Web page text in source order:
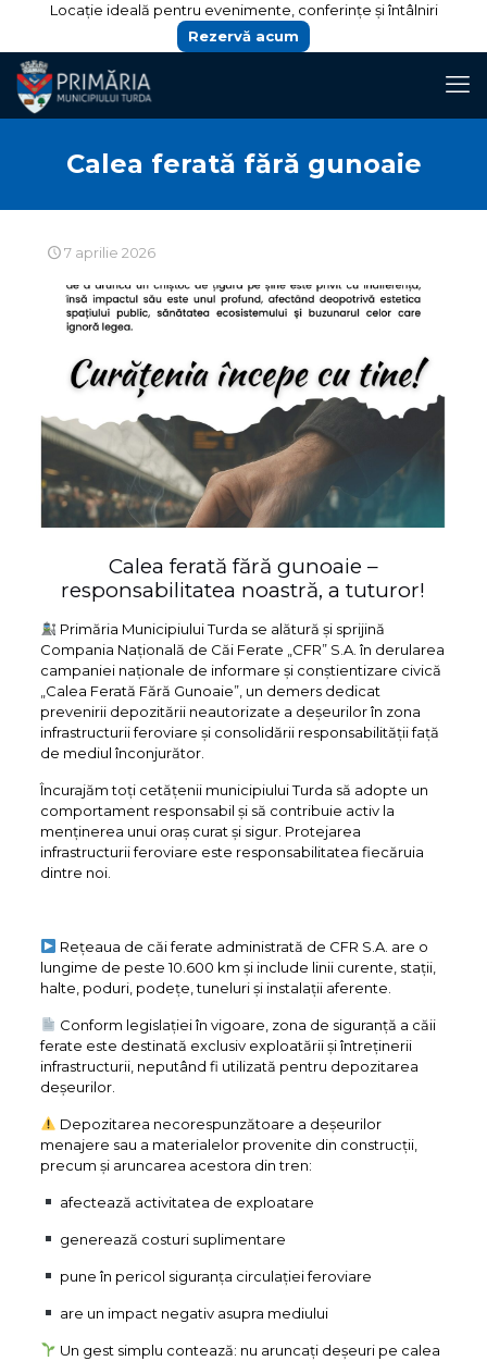
Locație ideală pentru evenimente, conferințe și întâlniri
Rezervă acum
Calea ferată fără gunoaie
7 aprilie 2026
Calea ferată fără gunoaie –
responsabilitatea noastră, a tuturor!
Primăria Municipiului Turda se alătură și sprijină
Compania Națională de Căi Ferate „CFR” S.A. în derularea
campaniei naționale de informare și conștientizare civică
„Calea Ferată Fără Gunoaie”, un demers dedicat
prevenirii depozitării neautorizate a deșeurilor în zona
infrastructurii feroviare și consolidării responsabilității față
de mediul înconjurător.
Încurajăm toți cetățenii municipiului Turda să adopte un
comportament responsabil și să contribuie activ la
menținerea unui oraș curat și sigur. Protejarea
infrastructurii feroviare este responsabilitatea fiecăruia
dintre noi.
Rețeaua de căi ferate administrată de CFR S.A. are o
lungime de peste 10.600 km și include linii curente, stații,
halte, poduri, podețe, tuneluri și instalații aferente.
Conform legislației în vigoare, zona de siguranță a căii
ferate este destinată exclusiv exploatării și întreținerii
infrastructurii, neputând fi utilizată pentru depozitarea
deșeurilor.
Depozitarea necorespunzătoare a deșeurilor
menajere sau a materialelor provenite din construcții,
precum și aruncarea acestora din tren:
afectează activitatea de exploatare
generează costuri suplimentare
pune în pericol siguranța circulației feroviare
are un impact negativ asupra mediului
Un gest simplu contează: nu aruncați deșeuri pe calea